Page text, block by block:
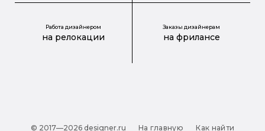
Работа дизайнером
на релокации
Заказы дизайнерам
на фрилансе
© 2017—2026 designer.ru На главную Как найти